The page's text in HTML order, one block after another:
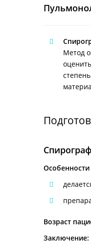
Метод
Возраст
Заключение: